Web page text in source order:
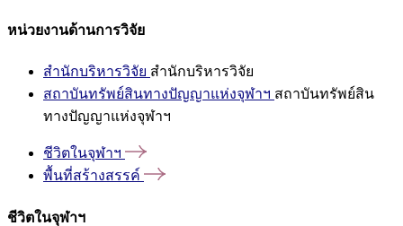
หน่วยงานด้านการวิจัย
สำนักบริหารวิจัย สำนักบริหารวิจัย
สถาบันทรัพย์สินทางปัญญาแห่งจุฬาฯ สถาบันทรัพย์สิน
ทางปัญญาแห่งจุฬาฯ
ชีวิตในจุฬาฯ
พื้นที่สร้างสรรค์
ชีวิตในจุฬาฯ